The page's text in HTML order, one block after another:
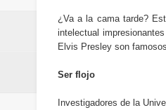
¿Va a la cama tarde?
intelectual
Elvis Presley son
Ser flojo
Investigadores de la